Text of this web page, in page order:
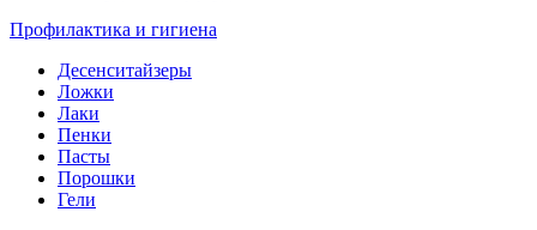
Профилактика и гигиена
Десенситайзеры
Ложки
Лаки
Пенки
Пасты
Порошки
Гели